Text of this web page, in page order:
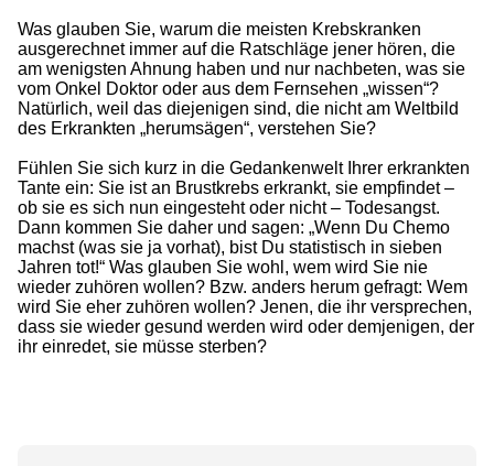
Was glauben Sie, warum die meisten Krebskranken
ausgerechnet immer auf die Ratschläge jener hören, die
am wenigsten Ahnung haben und nur nachbeten, was sie
vom Onkel Doktor oder aus dem Fernsehen „wissen“?
Natürlich, weil das diejenigen sind, die nicht am Weltbild
des Erkrankten „herumsägen“, verstehen Sie?
Fühlen Sie sich kurz in die Gedankenwelt Ihrer erkrankten
Tante ein: Sie ist an Brustkrebs erkrankt, sie empfindet –
ob sie es sich nun eingesteht oder nicht – Todesangst.
Dann kommen Sie daher und sagen: „Wenn Du Chemo
machst (was sie ja vorhat), bist Du statistisch in sieben
Jahren tot!“ Was glauben Sie wohl, wem wird Sie nie
wieder zuhören wollen? Bzw. anders herum gefragt: Wem
wird Sie eher zuhören wollen? Jenen, die ihr versprechen,
dass sie wieder gesund werden wird oder demjenigen, der
ihr einredet, sie müsse sterben?